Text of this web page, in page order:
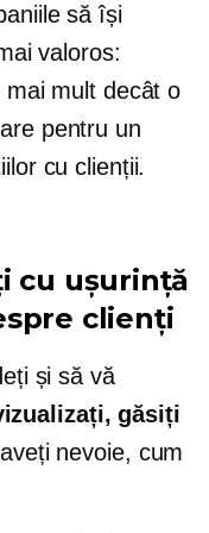
să își
valoros:
mult decât o
pentru un
cu clienții.
cu ușurință
clienți
și să vă
găsiți
aveți nevoie, cum